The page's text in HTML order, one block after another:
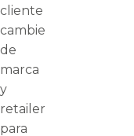
cliente
cambie
de
marca
y
retailer
para